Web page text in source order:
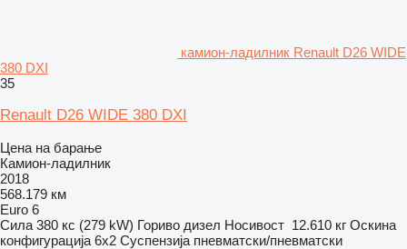
камион-ладилник Renault D26 WIDE
380 DXI
35
Renault D26 WIDE 380 DXI
Цена на барање
Камион-ладилник
2018
568.179 км
Euro 6
Сила 380 кс (279 kW) Гориво дизел Носивост 12.610 кг Оскина
конфигурација 6x2 Суспензија пневматски/пневматски